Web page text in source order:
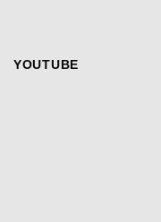
YOUTUBE